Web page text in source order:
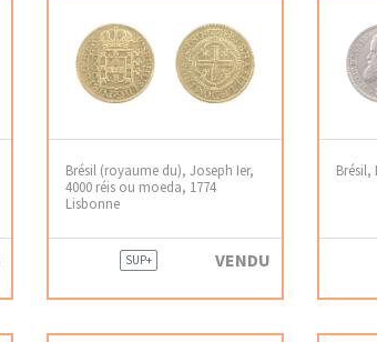
Brésil (royaume du), Joseph Ier,
4000 réis ou moeda, 1774
Lisbonne
SUP+ VENDU
Brésil,